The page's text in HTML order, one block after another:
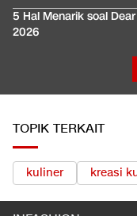
5 Hal Menarik soal
2026
TOPIK TERKAIT
kuliner kreasi